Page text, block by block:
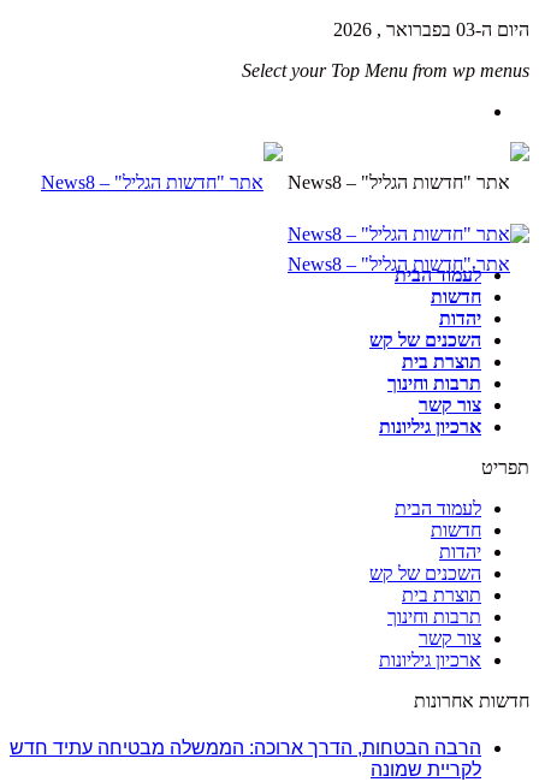
היום ה-03 בפברואר , 2026
Select your Top Menu from wp menus
לעמוד הבית
חדשות
יהדות
השכנים של קש
תוצרת בית
תרבות וחינוך
צור קשר
ארכיון גיליונות
תפריט
לעמוד הבית
חדשות
יהדות
השכנים של קש
תוצרת בית
תרבות וחינוך
צור קשר
ארכיון גיליונות
חדשות אחרונות
הרבה הבטחות, הדרך ארוכה: הממשלה מבטיחה עתיד חדש
לקריית שמונה